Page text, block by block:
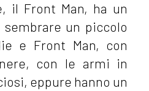
il Front Man, ha un
un piccolo
e Front Man, con
con le armi in
eppure hanno un